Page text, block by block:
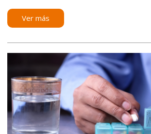
Ver más